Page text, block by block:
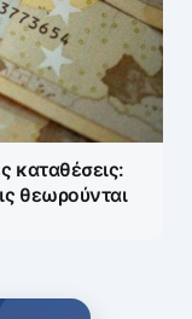
καταθέσεις:
θεωρούνται